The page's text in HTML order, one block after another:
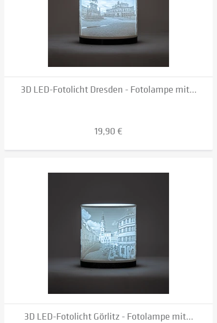
3D LED-Fotolicht Dresden - Fotolampe mit...
19,90 €
3D LED-Fotolicht Görlitz - Fotolampe mit...